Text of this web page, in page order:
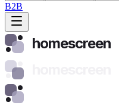
B2B
homescreen